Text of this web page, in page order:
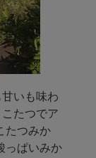
いも味わ
たつでア
たつみか
っぱいみか